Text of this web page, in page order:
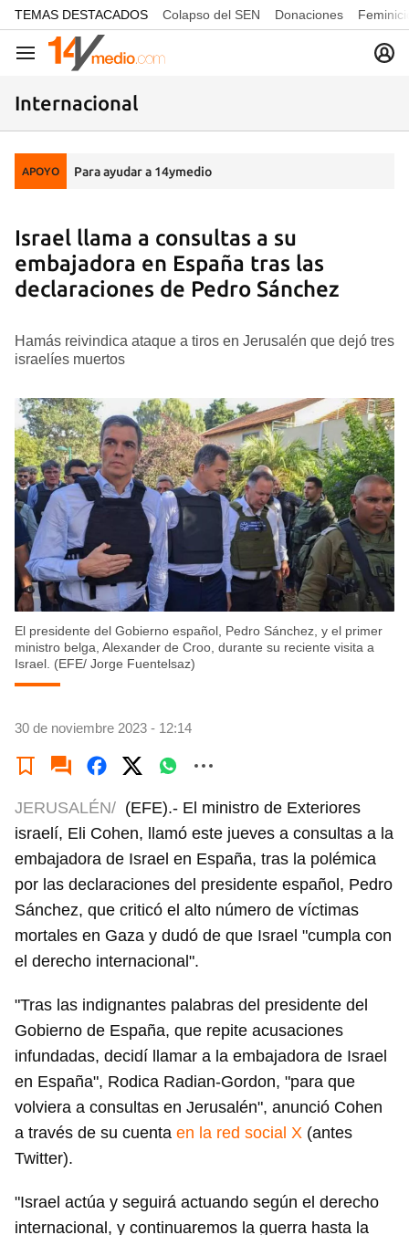
common.go-to-content
TEMAS DESTACADOS Colapso del SEN Donaciones
Navegación
Internacional
APOYO Para ayudar a 14ymedio
Israel llama a consultas a su
embajadora en España tras las
declaraciones de Pedro Sánchez
Hamás reivindica ataque a tiros en Jerusalén que dejó tres
israelíes muertos
El presidente del Gobierno español, Pedro Sánchez, y el primer
ministro belga, Alexander de Croo, durante su reciente visita a
Israel. (EFE/ Jorge Fuentelsaz)
30 de noviembre 2023 - 12:14
JERUSALÉN/ (EFE).- El ministro de Exteriores
israelí, Eli Cohen, llamó este jueves a consultas a la
embajadora de Israel en España, tras la polémica
por las declaraciones del presidente español, Pedro
Sánchez, que criticó el alto número de víctimas
mortales en Gaza y dudó de que Israel "cumpla con
el derecho internacional".
"Tras las indignantes palabras del presidente del
Gobierno de España, que repite acusaciones
infundadas, decidí llamar a la embajadora de Israel
en España", Rodica Radian-Gordon, "para que
volviera a consultas en Jerusalén", anunció Cohen
a través de su cuenta en la red social X (antes
Twitter).
"Israel actúa y seguirá actuando según el derecho
internacional, y continuaremos la guerra hasta la